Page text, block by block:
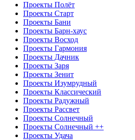
Проекты Полёт
Проекты Старт
Проекты Бани
Проекты Барн-хаус
Проекты Восход
Проекты Гармония
Проекты Дачник
Проекты Заря
Проекты Зенит
Проекты Изумрудный
Проекты Классический
Проекты Радужный
Проекты Рассвет
Проекты Солнечный
Проекты Солнечный ++
Проекты Удача